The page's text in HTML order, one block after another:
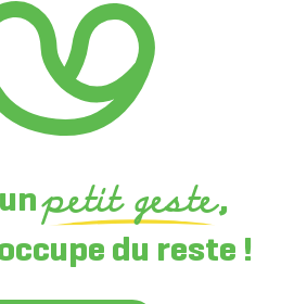
petit geste,
du reste !